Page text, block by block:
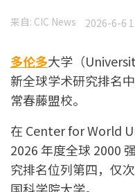
来自: CIC News 2026-6-6
多伦多大学（
新全球学术研究排名
常春藤盟校。
在 Center for World
2026 年度全球 2000
究排名位列第四，仅
国科学院大学。